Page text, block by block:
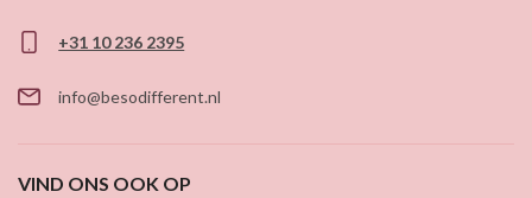
+31 10 236 2395
info@besodifferent.nl
VIND ONS OOK OP